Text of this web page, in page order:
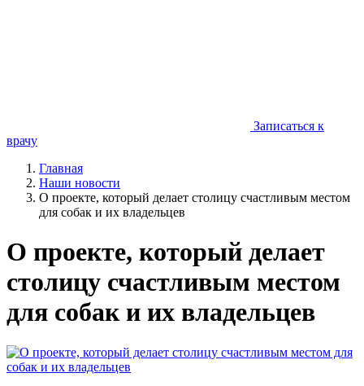
Записаться к
врачу
Главная
Наши новости
О проекте, который делает столицу счастливым местом
для собак и их владельцев
О проекте, который делает
столицу счастливым местом
для собак и их владельцев